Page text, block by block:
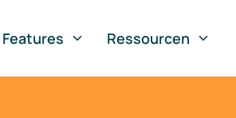
Features Ressourcen